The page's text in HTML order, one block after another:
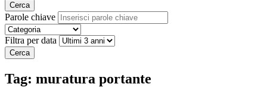
Cerca
Parole chiave
Filtra per data
Cerca
Tag: muratura portante